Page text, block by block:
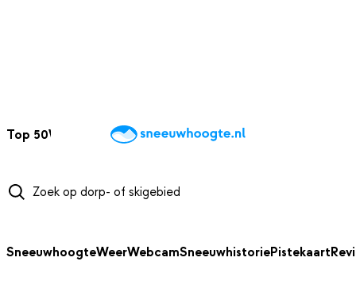
Top 50Webcams WintersportweerKaarten
SneeuwhoogteWeerWebcamSneeuwhistoriePistekaart